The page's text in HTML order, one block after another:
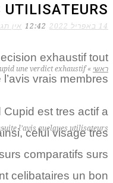
UTILISATEURS
ראשי »
une verdict exhaustif
l’avis quelques utilisateurs
14 באפריל 2022 12:42 אין
exhaustif tout
vrais membres
Cupid est tres actif a
celui visage tres
comparatifs surs
celibataires un bon